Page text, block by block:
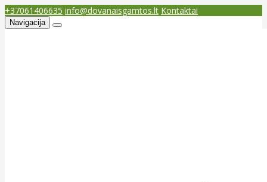
+37061406635 info@dovanaisgamtos.lt Kontaktai
Navigacija